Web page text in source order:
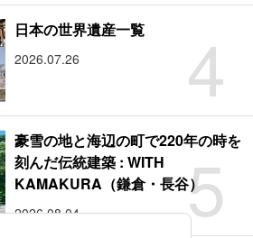
4
日本の世界遺産一覧
2026.07.26
5
豪雪の地と海辺の町で220年の時を
刻んだ伝統建築 : WITH
KAMAKURA（鎌倉・長谷）
2026.08.04